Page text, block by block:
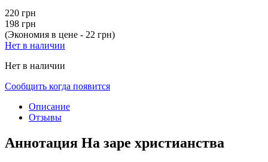
220 грн
198 грн
(Экономия в цене - 22 грн)
Нет в наличии
Нет в наличии
Сообщить когда появится
Описание
Отзывы
Аннотация На заре христианства